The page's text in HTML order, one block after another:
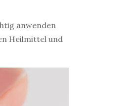
anwenden
Heilmittel und